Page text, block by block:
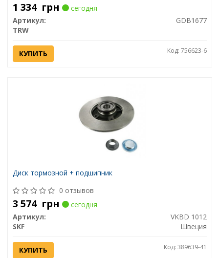
1 334 грн
сегодня
Артикул:
GDB1677
TRW
КУПИТЬ Код: 756623-6
Диск тормозной + подшипник
0 отзывов
3 574 грн
сегодня
Артикул:
VKBD 1012
SKF
Швеция
КУПИТЬ Код: 389639-41